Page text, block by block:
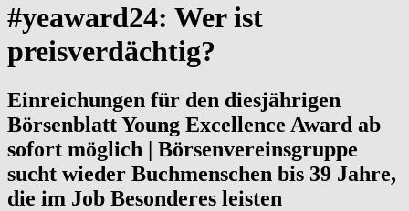
#yeaward24: Wer ist
preisverdächtig?
Einreichungen für den diesjährigen
Börsenblatt Young Excellence Award ab
sofort möglich | Börsenvereinsgruppe
sucht wieder Buchmenschen bis 39 Jahre,
die im Job Besonderes leisten